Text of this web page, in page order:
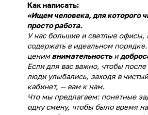
Как написать:
«Ищем человека, для которого
просто работа.
У нас большие и светлые
содержать в идеальном
ценим внимательностьи
Если для вас важно, чтобы
люди улыбались, заходя в
кабинет, — вам к нам.
Что мы предлагаем: понятные
одну смену, чтобы было время